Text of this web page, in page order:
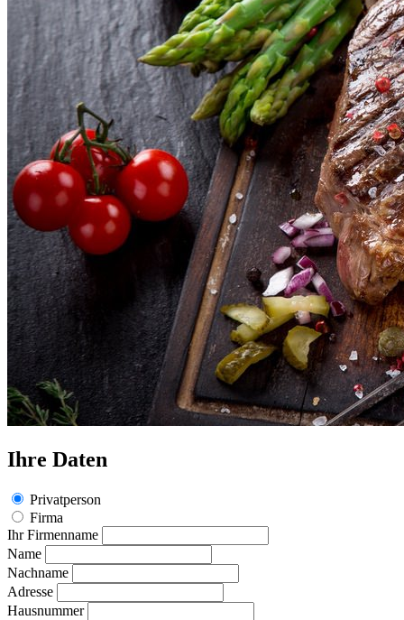
Ihre Daten
Privatperson
Firma
Ihr Firmenname
Name
Nachname
Adresse
Hausnummer